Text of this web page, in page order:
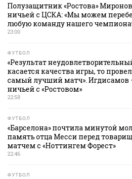
Полузащитник «Ростова»
ничьей с ЦСКА: «Мы можем
любую команду нашего
23:00
ФУТБОЛ
«Результат
касается качества игры, то
самый лучший матч». Игдисамов
ничьей с «Ростовом»
22:58
ФУТБОЛ
«Барселона» почтила минутой
память отца Месси перед
матчем с «Ноттингем Форест»
22:46
ФУТБОЛ